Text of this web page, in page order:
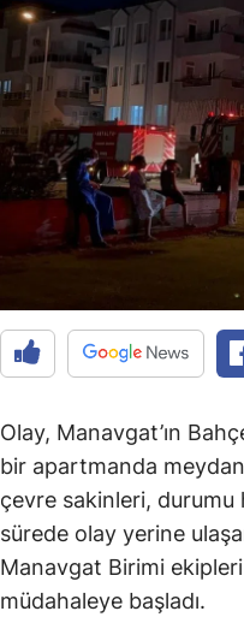
Olay, Manavgat’ın
bir apartmanda
çevre sakinleri, durumu
sürede olay yerine
Manavgat Birimi
müdahaleye başladı.